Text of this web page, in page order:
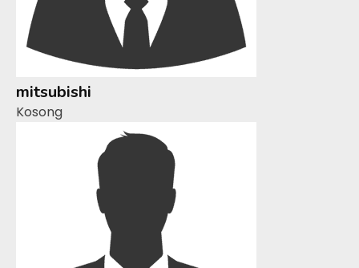
mitsubishi
Kosong